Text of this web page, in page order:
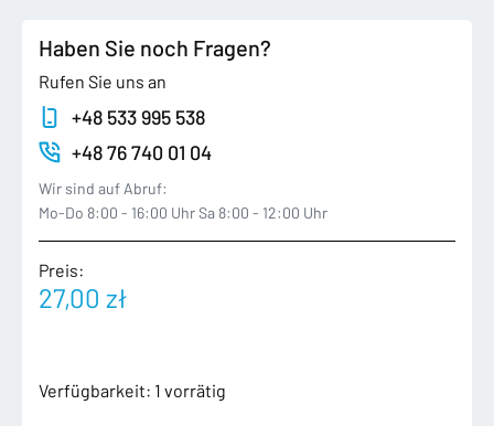
Haben Sie noch Fragen?
Rufen Sie uns an
+48 533 995 538
+48 76 740 01 04
Wir sind auf Abruf:
Mo-Do 8:00 - 16:00 Uhr Sa 8:00 - 12:00 Uhr
Preis:
27,00 zł
Verfügbarkeit: 1 vorrätig
AUDI